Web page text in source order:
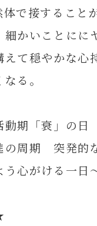
で接すること
かいことにに
えて穏やかな心
る。
期「衰」の日
の周期 突発的
う心がける一日